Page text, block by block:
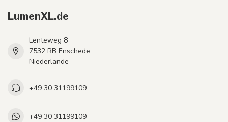
LumenXL.de
Lenteweg 8
7532 RB Enschede
Niederlande
+49 30 31199109
+49 30 31199109